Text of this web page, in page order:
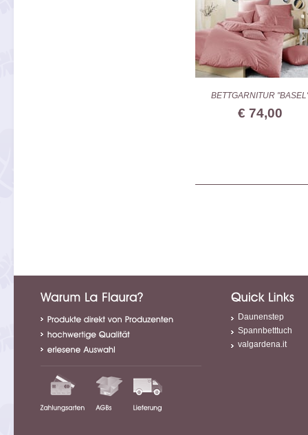
BETTGARNITUR
€ 74,00
Daunenstep
Spannbetttuch
valgardena.it